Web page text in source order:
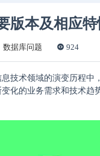
版本及相应
数据库问题 924
技术领域的演变历程
化的业务需求和技术